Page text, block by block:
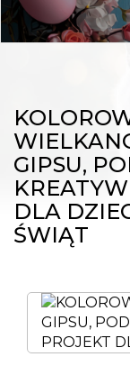
GIPSU,
DLA
ŚWIĄT